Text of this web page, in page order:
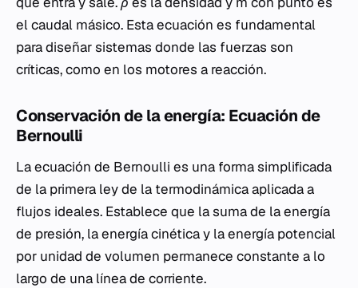
el caudal másico. Esta ecuación es fundamental
para diseñar sistemas donde las fuerzas son
críticas, como en los motores a reacción.
Conservación de la energía: Ecuación de
Bernoulli
La ecuación de Bernoulli es una forma simplificada
de la primera ley de la termodinámica aplicada a
flujos ideales. Establece que la suma de la energía
de presión, la energía cinética y la energía potencial
por unidad de volumen permanece constante a lo
largo de una línea de corriente.